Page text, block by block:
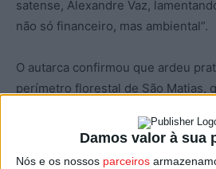
Damos valor à sua
Nós e os nossos parceiros
satense, Alexandre Vaz,
não só financeiro, mas ambiental”.
O autarca confirmou que ardeu
perímetro florestal de São Matias,
Natureza e das Florestas, e ainda
privados, principalmente pinheiros